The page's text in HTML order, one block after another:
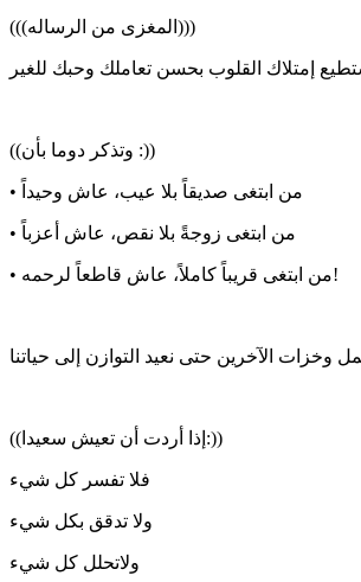
(((المغزى من الرساله)))
((وتذكر دوما بأن :))
• من ابتغى صديقاً بلا عيب، عاش وحيداً
• من ابتغى زوجةً بلا نقص، عاش أعزباً
• من ابتغى قريباً كاملاً، عاش قاطعاً لرحمه!
وخزات الآخرين حتى نعيد التوازن إلى حياتنا
((إذا أردت أن تعيش سعيدا:))
فلا تفسر كل شيء
ولا تدقق بكل شيء
ولاتحلل كل شيء